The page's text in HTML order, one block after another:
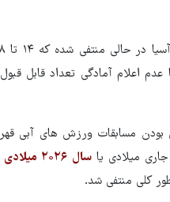
عدم اعلام آمادگی تعداد قابل
مسابقات ورزش های آبی
جاری میلادی یاسال ۲۰۲۶ میلادی
کلی منتفی شد.
هرمز منوط به
از سوی آمریکا
است